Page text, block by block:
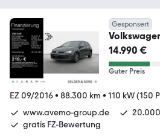
Gesponsert
14.990 €
Guter Preis
EZ 09/2016• 88.300 km • 110 kW (150
www.avemo-group.de
gratis FZ-Bewertung